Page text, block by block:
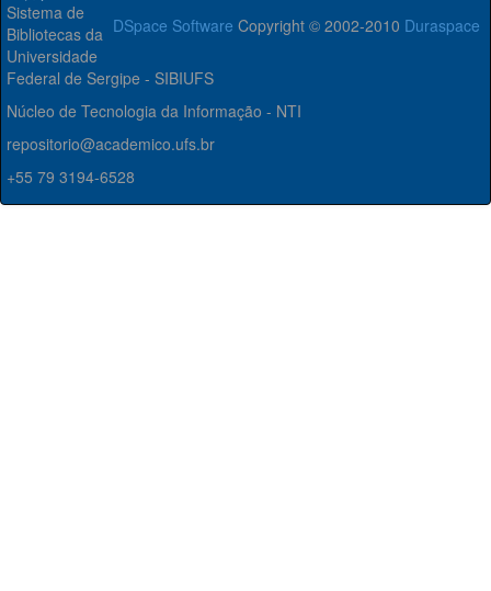
DSpace Software Copyright © 2002-2010 Duraspace
Sistema de
Bibliotecas da
Universidade
Federal de Sergipe - SIBIUFS
Núcleo de Tecnologia da Informação - NTI
repositorio@academico.ufs.br
+55 79 3194-6528